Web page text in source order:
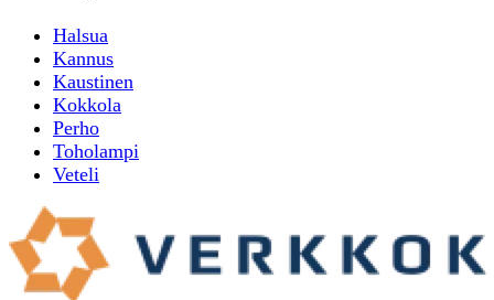
Halsua
Kannus
Kaustinen
Kokkola
Perho
Toholampi
Veteli